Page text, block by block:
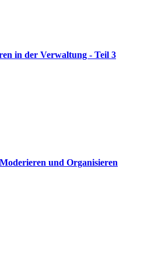
in der Verwaltung - Teil 3
und Organisieren